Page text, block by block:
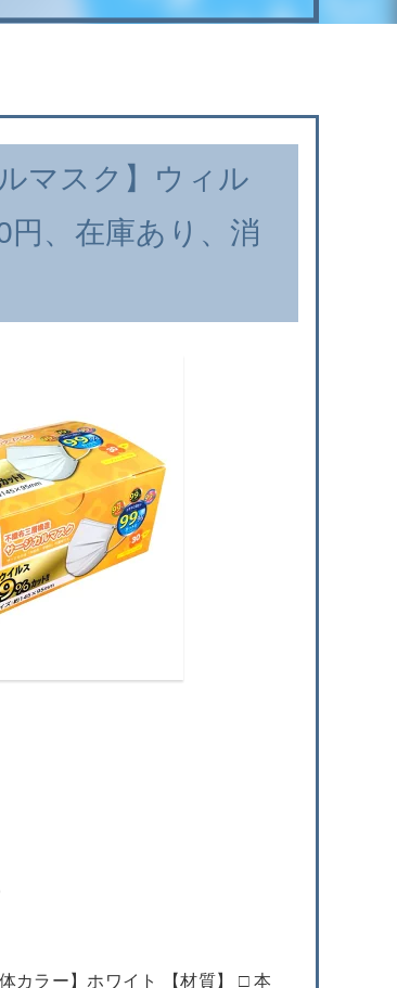
マスク】ウィル
、在庫あり、消
カラー】ホワイト 【材質】 □ 本